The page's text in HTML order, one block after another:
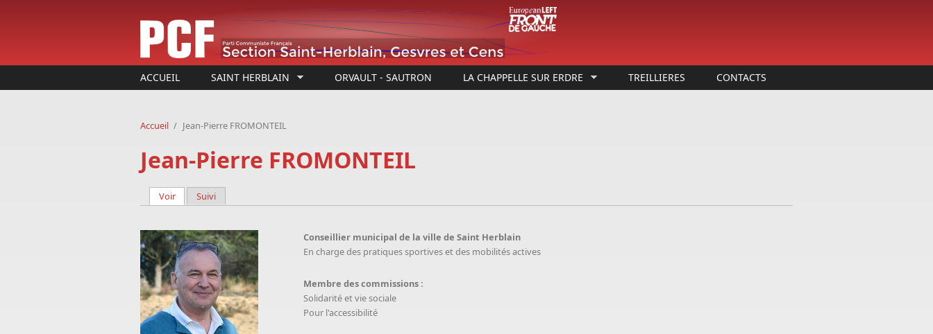
ACCUEIL SAINT HERBLAIN ORVAULT - SAUTRON LA CHAPPELLE SUR ERDRE TREILLIERES CONTACTS
Accueil / Jean-Pierre FROMONTEIL
Jean-Pierre FROMONTEIL
Voir(onglet actif)
Suivi
Conseillier municipal de la ville de Saint Herblain
En charge des pratiques sportives et des mobilités actives
Membre des commissions :
Solidarité et vie sociale
Pour l'accessibilité